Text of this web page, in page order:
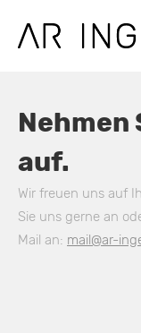
Nehmen
auf.
Wir freuen uns auf
Sie uns gerne an
Mail an: mail@ar-